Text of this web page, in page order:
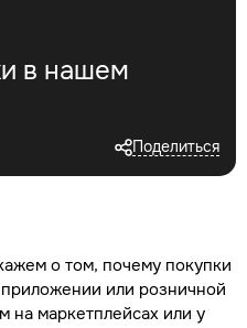
в нашем
Поделиться
о том, почему покупки
или розничной
на маркетплейсах или у